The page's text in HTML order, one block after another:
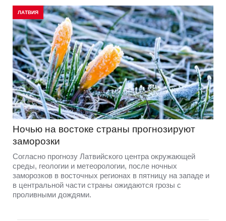
ЛАТВИЯ
Ночью на востоке страны прогнозируют
заморозки
Согласно прогнозу Латвийского центра окружающей
среды, геологии и метеорологии, после ночных
заморозков в восточных регионах в пятницу на западе и
в центральной части страны ожидаются грозы с
проливными дождями.